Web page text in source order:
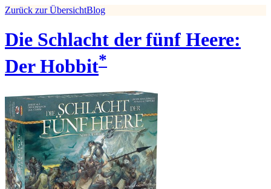
Zurück zur ÜbersichtBlog
Die Schlacht der fünf Heere:
Der Hobbit*